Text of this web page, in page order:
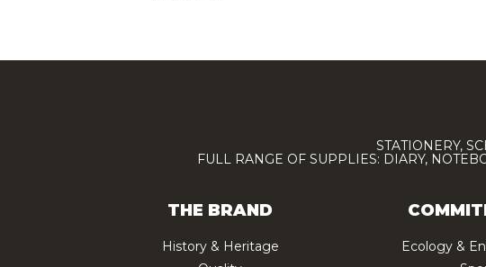
STATIONERY,
FULL RANGE OF SUPPLIES: DIARY,
THE BRAND
History & Heritage
Ecology &